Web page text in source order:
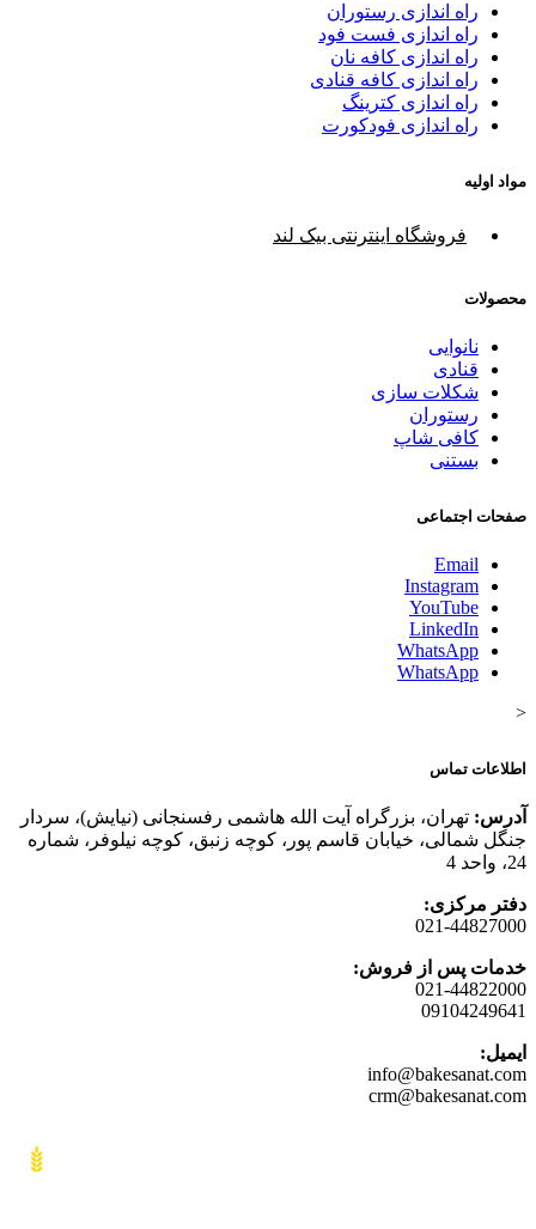
راه اندازی رستوران
راه اندازی فست فود
راه اندازی کافه نان
راه اندازی کافه قنادی
راه اندازی کترینگ
راه اندازی فودکورت
مواد اولیه
فروشگاه اینترنتی بیک لند
محصولات
نانوایی
قنادی
شکلات سازی
رستوران
کافی شاپ
بستنی
صفحات اجتماعی
Email
Instagram
YouTube
LinkedIn
WhatsApp
WhatsApp
<
اطلاعات تماس
آدرس: تهران، بزرگراه آیت الله هاشمی رفسنجانی (نیایش)، سردار
جنگل شمالی، خیابان قاسم پور، کوچه زنبق، کوچه نیلوفر، شماره
24، واحد 4
دفتر مرکزی:
021-44827000
خدمات پس از فروش:
021-44822000
09104249641
ایمیل:
info@bakesanat.com
crm@bakesanat.com